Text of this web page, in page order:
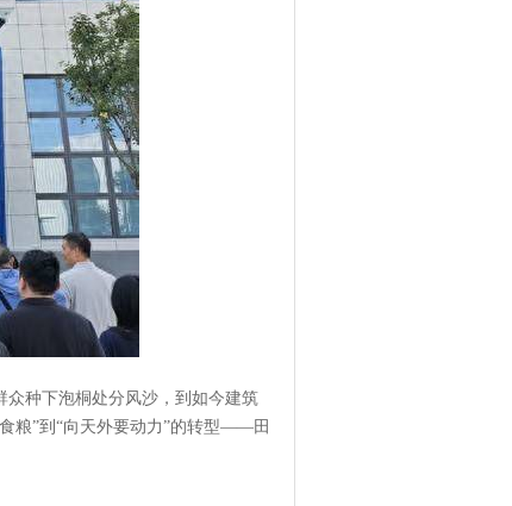
种下泡桐处分风沙，到如今建筑
粮”到“向天外要动力”的转型——田